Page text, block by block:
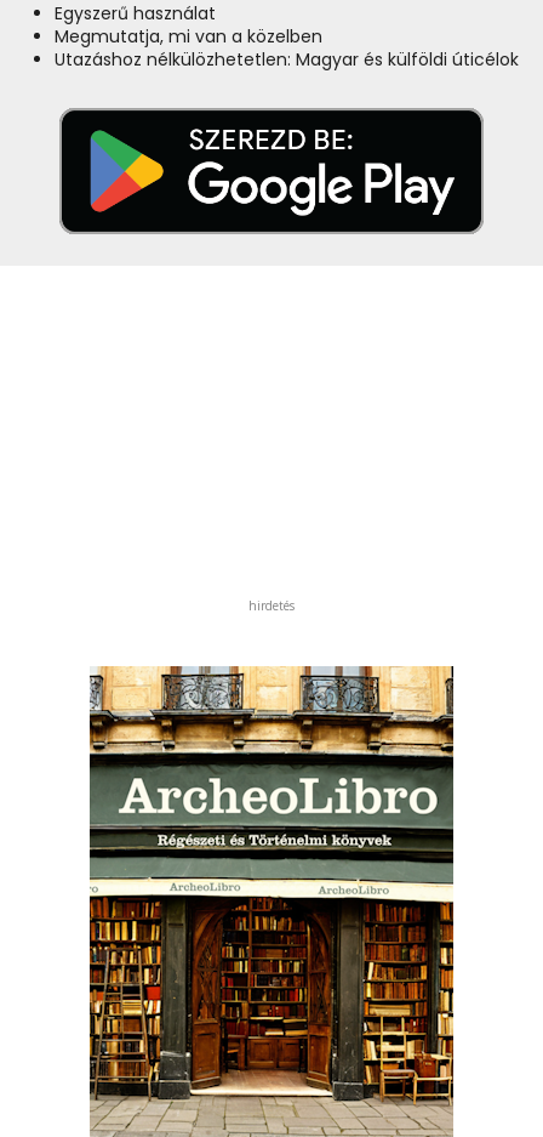
Egyszerű használat
Megmutatja, mi van a közelben
Utazáshoz nélkülözhetetlen: Magyar és külföldi úticélok
hirdetés